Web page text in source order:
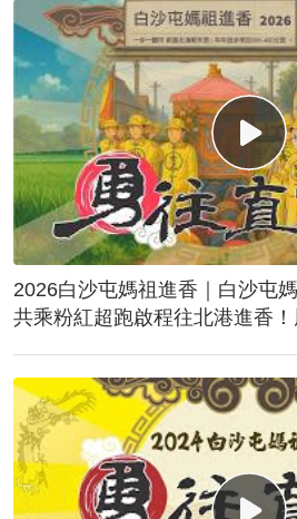
2026白沙屯媽祖進香｜白沙屯
共乘粉紅超跑啟程往北港進香